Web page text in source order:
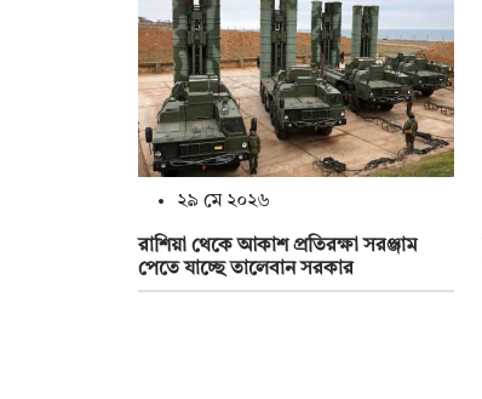
২৯ মে ২০২৬
রাশিয়া থেকে আকাশ প্রতিরক্ষা সরঞ্জাম
পেতে যাচ্ছে তালেবান সরকার